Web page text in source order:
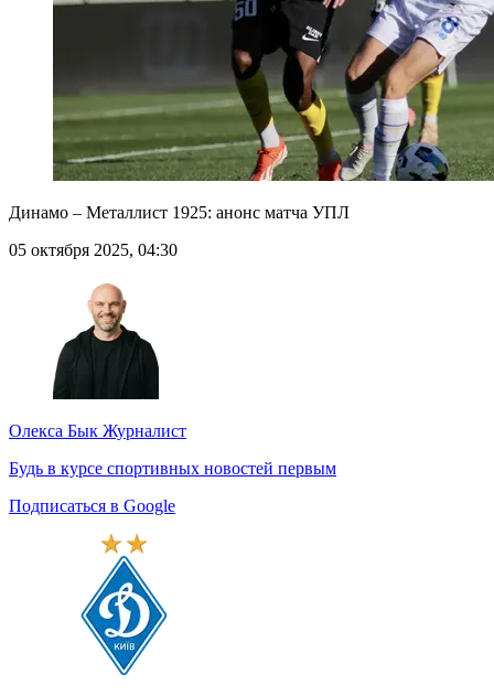
Динамо – Металлист 1925: анонс матча УПЛ
05 октября 2025, 04:30
Олекса Бык Журналист
Будь в курсе спортивных новостей первым
Подписаться в Google